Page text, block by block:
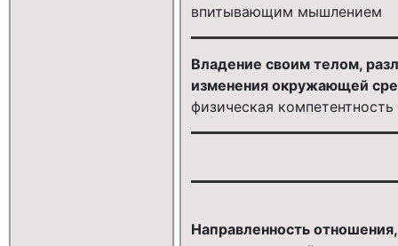
впитывающим мышлением
Владение своим телом,
изменения окружающей
физическая компетентность
Направленность